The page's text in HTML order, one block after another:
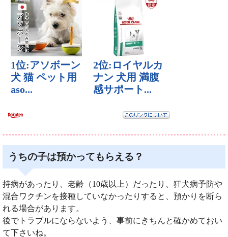
うちの子は預かってもらえる？
持病があったり、老齢（10歳以上）だったり、狂犬病予防や
混合ワクチンを接種していなかったりすると、預かりを断ら
れる場合があります。
後でトラブルにならないよう、事前にきちんと確かめておい
て下さいね。